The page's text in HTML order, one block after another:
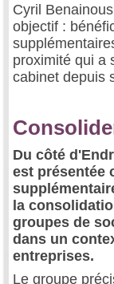
Cyril
objectif :
proximité qui a
cabinet depuis
Du côté
est présentée
la
groupes de
dans un
entreprises.
Le groupe